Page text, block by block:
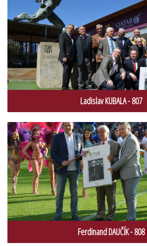
Ladislav KUBALA - 807
Ferdinand DAUČÍK - 808